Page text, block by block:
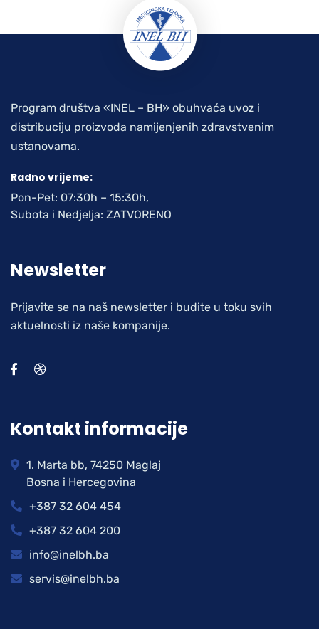
Program društva «INEL – BH» obuhvaća uvoz i
distribuciju proizvoda namijenjenih zdravstvenim
ustanovama.
Radno vrijeme:
Pon-Pet: 07:30h – 15:30h,
Subota i Nedjelja: ZATVORENO
Newsletter
Prijavite se na naš newsletter i budite u toku svih
aktuelnosti iz naše kompanije.
Kontakt informacije
1. Marta bb, 74250 Maglaj
Bosna i Hercegovina
+387 32 604 454
+387 32 604 200
info@inelbh.ba
servis@inelbh.ba